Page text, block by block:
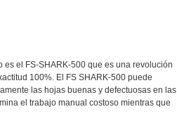
el FS-SHARK-500 que es una revolución
100%. El FS SHARK-500 puede
las hojas buenas y defectuosas en las
el trabajo manual costoso mientras que